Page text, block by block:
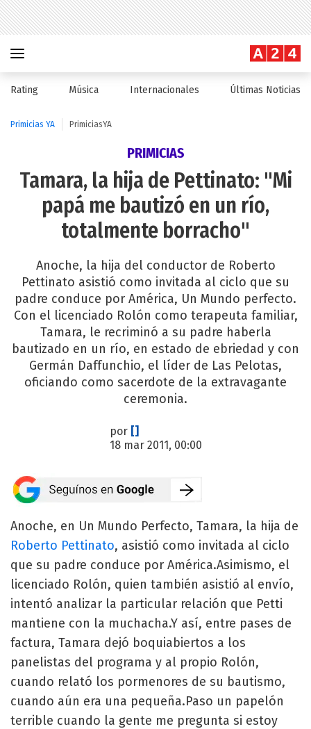
Rating Música Internacionales Últimas Noticias
Primicias YA PrimiciasYA
PRIMICIAS
Tamara, la hija de Pettinato: "Mi
papá me bautizó en un río,
totalmente borracho"
Anoche, la hija del conductor de Roberto
Pettinato asistió como invitada al ciclo que su
padre conduce por América, Un Mundo perfecto.
Con el licenciado Rolón como terapeuta familiar,
Tamara, le recriminó a su padre haberla
bautizado en un río, en estado de ebriedad y con
Germán Daffunchio, el líder de Las Pelotas,
oficiando como sacerdote de la extravagante
ceremonia.
por []
18 mar 2011, 00:00
Anoche, en Un Mundo Perfecto, Tamara, la hija de
Roberto Pettinato, asistió como invitada al ciclo
que su padre conduce por América.Asimismo, el
licenciado Rolón, quien también asistió al envío,
intentó analizar la particular relación que Petti
mantiene con la muchacha.Y así, entre pases de
factura, Tamara dejó boquiabiertos a los
panelistas del programa y al propio Rolón,
cuando relató los pormenores de su bautismo,
cuando aún era una pequeña.Paso un papelón
terrible cuando la gente me pregunta si estoy